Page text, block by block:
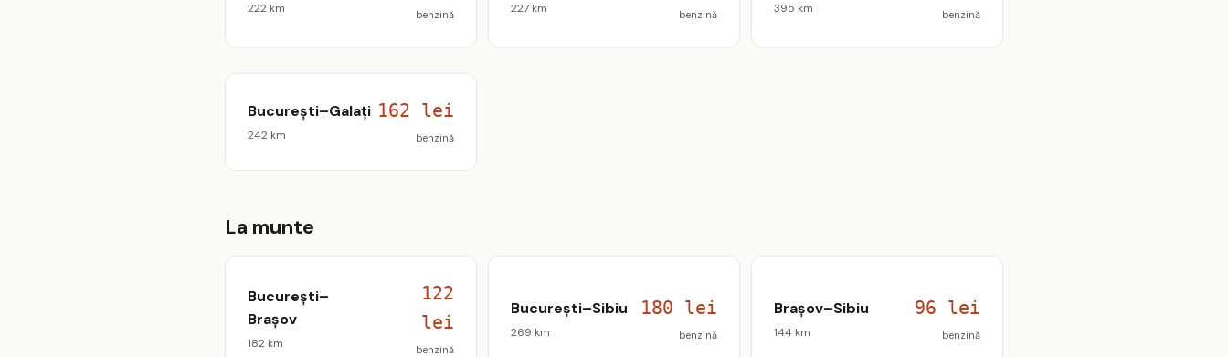
222 km benzină 227 km benzină 395 km benzină
București–Galați
242 km
162 lei
benzină
La munte
București–
Brașov
182 km
122
lei
benzină
București–Sibiu
269 km
180 lei
benzină
Brașov–Sibiu
144 km
96 lei
benzină